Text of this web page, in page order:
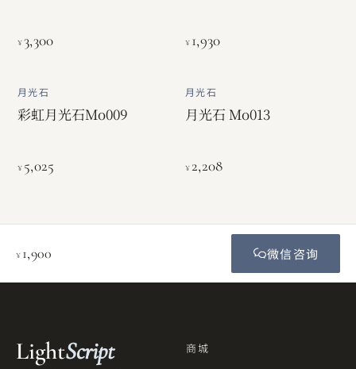
¥3,300 ¥1,930
月光石
彩虹月光石Mo009
¥5,025
月光石
月光石 Mo013
¥2,208
¥1,900 微信咨询
LightScript 商城